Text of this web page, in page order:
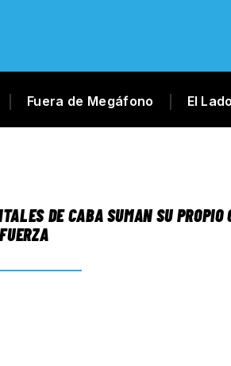
Fuera de Megáfono El
DE CABA SUMAN SU